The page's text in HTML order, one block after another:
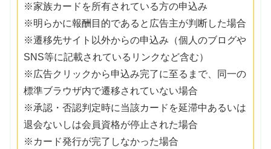
※家族カードを所有されている方の申込み
※明らかに報酬目的であると広告主が判断した場合
※遷移先サイト以外からの申込み（個人のブログや
SNS等に記載されているリンクなど含む）
※広告クリックから申込み完了に至るまで、同一の
標準ブラウザ内で遷移されていない場合
※承認・否認判定時に当該カードを延滞中あるいは
退会ないしは会員資格が停止された場合
※カード発行が完了しなかった場合